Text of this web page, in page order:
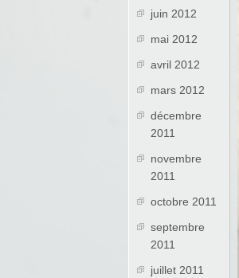
juin 2012
mai 2012
avril 2012
mars 2012
décembre
2011
novembre
2011
octobre 2011
septembre
2011
juillet 2011